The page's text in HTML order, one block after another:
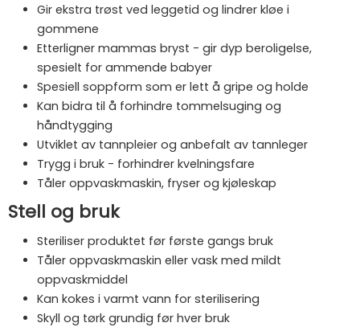
Gir ekstra trøst ved leggetid og lindrer kløe i
gommene
Etterligner mammas bryst - gir dyp beroligelse,
spesielt for ammende babyer
Spesiell soppform som er lett å gripe og holde
Kan bidra til å forhindre tommelsuging og
håndtygging
Utviklet av tannpleier og anbefalt av tannleger
Trygg i bruk - forhindrer kvelningsfare
Tåler oppvaskmaskin, fryser og kjøleskap
Stell og bruk
Steriliser produktet før første gangs bruk
Tåler oppvaskmaskin eller vask med mildt
oppvaskmiddel
Kan kokes i varmt vann for sterilisering
Skyll og tørk grundig før hver bruk